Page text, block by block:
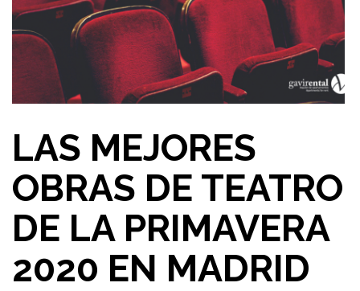
LAS MEJORES
OBRAS DE TEATRO
DE LA PRIMAVERA
2020 EN MADRID